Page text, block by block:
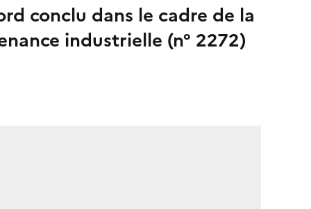
conclu dans le cadre de la
industrielle (n° 2272)